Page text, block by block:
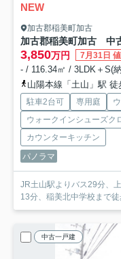
NEW
加古郡稲美町加古
加古郡稲美町加古 中
3,850万円 7月31日
- / 116.34㎡ / 3LDK＋S(
山陽本線「土山」駅 徒
駐車2台可 専用庭
ウォークインシューズク
カウンターキッチン
パノラマ
JR土山駅よりバス29分、
13分、稲美北中学校まで
中古一戸建